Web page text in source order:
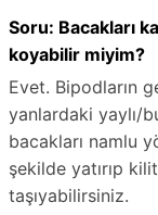
Soru: Bacakları
koyabilir miyim?
Evet. Bipodların
yanlardaki yaylı/
bacakları namlu
şekilde yatırıp
taşıyabilirsiniz.